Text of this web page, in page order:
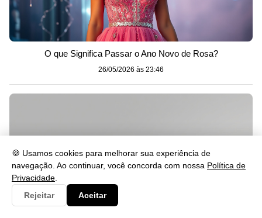
🍪 Usamos cookies para melhorar sua experiência de
navegação. Ao continuar, você concorda com nossa Política de
Privacidade
Rejeitar
Aceitar
O que Significa Passar o Ano Novo de Rosa?
26/05/2026 às 23:46